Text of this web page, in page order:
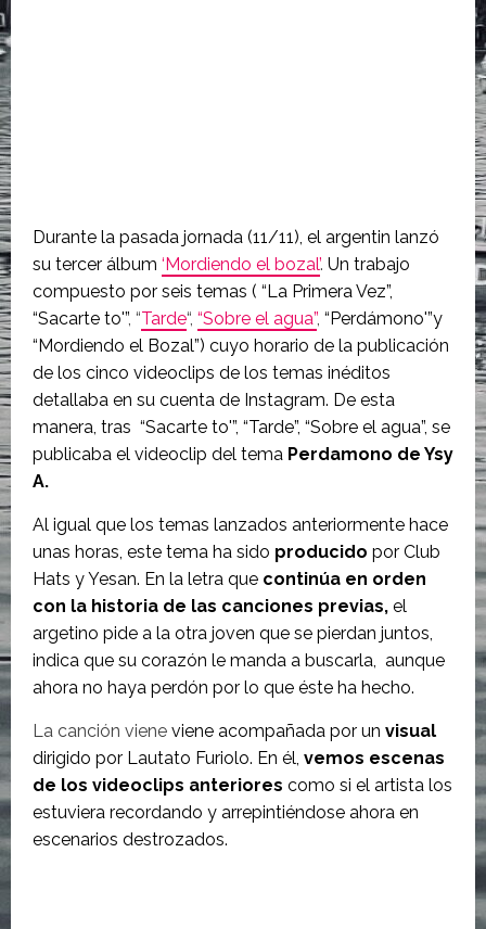
Durante la pasada jornada (11/11), el argentin lanzó
su tercer álbum ‘Mordiendo el bozal’. Un trabajo
compuesto por seis temas ( “La Primera Vez”,
“Sacarte to'”, “Tarde“, “Sobre el agua”, “Perdámono'”y
“Mordiendo el Bozal”) cuyo horario de la publicación
de los cinco videoclips de los temas inéditos
detallaba en su cuenta de Instagram. De esta
manera, tras “Sacarte to'”, “Tarde”, “Sobre el agua”, se
publicaba el videoclip del tema Perdamono de Ysy
A.
Al igual que los temas lanzados anteriormente hace
unas horas, este tema ha sido producido por Club
Hats y Yesan. En la letra que continúa en orden
con la historia de las canciones previas, el
argetino pide a la otra joven que se pierdan juntos,
indica que su corazón le manda a buscarla, aunque
ahora no haya perdón por lo que éste ha hecho.
La canción viene viene acompañada por un visual
dirigido por Lautato Furiolo. En él, vemos escenas
de los videoclips anteriores como si el artista los
estuviera recordando y arrepintiéndose ahora en
escenarios destrozados.